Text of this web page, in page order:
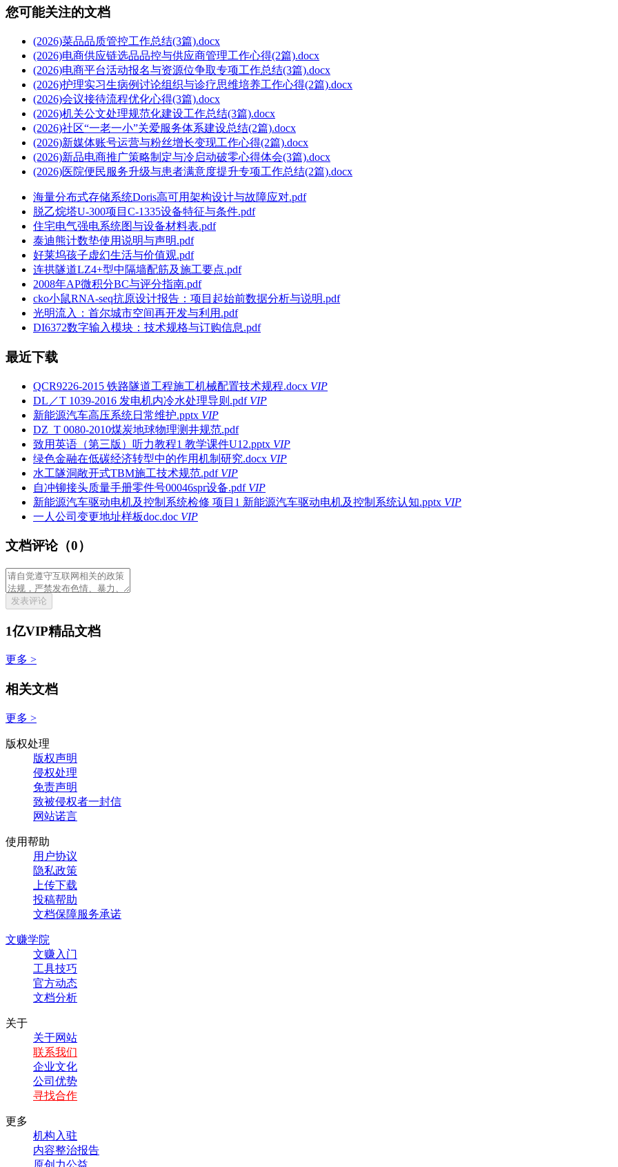
您可能关注的文档
(2026)菜品品质管控工作总结(3篇).docx
(2026)电商供应链选品品控与供应商管理工作心得(2篇).docx
(2026)电商平台活动报名与资源位争取专项工作总结(3篇).docx
(2026)护理实习生病例讨论组织与诊疗思维培养工作心得(2篇).docx
(2026)会议接待流程优化心得(3篇).docx
(2026)机关公文处理规范化建设工作总结(3篇).docx
(2026)社区“一老一小”关爱服务体系建设总结(2篇).docx
(2026)新媒体账号运营与粉丝增长变现工作心得(2篇).docx
(2026)新品电商推广策略制定与冷启动破零心得体会(3篇).docx
(2026)医院便民服务升级与患者满意度提升专项工作总结(2篇).docx
海量分布式存储系统Doris高可用架构设计与故障应对.pdf
脱乙烷塔U-300项目C-1335设备特征与条件.pdf
住宅电气强电系统图与设备材料表.pdf
泰迪熊计数垫使用说明与声明.pdf
好莱坞孩子虚幻生活与价值观.pdf
连拱隧道LZ4+型中隔墙配筋及施工要点.pdf
2008年AP微积分BC与评分指南.pdf
cko小鼠RNA-seq抗原设计报告：项目起始前数据分析与说明.pdf
光明流入：首尔城市空间再开发与利用.pdf
DI6372数字输入模块：技术规格与订购信息.pdf
最近下载
QCR9226-2015 铁路隧道工程施工机械配置技术规程.docx VIP
DL／T 1039-2016 发电机内冷水处理导则.pdf VIP
新能源汽车高压系统日常维护.pptx VIP
DZ_T 0080-2010煤炭地球物理测井规范.pdf
致用英语（第三版）听力教程1 教学课件U12.pptx VIP
绿色金融在低碳经济转型中的作用机制研究.docx VIP
水工隧洞敞开式TBM施工技术规范.pdf VIP
自冲铆接头质量手册零件号00046spr设备.pdf VIP
新能源汽车驱动电机及控制系统检修 项目1 新能源汽车驱动电机及控制系统认知.pptx VIP
一人公司变更地址样板doc.doc VIP
文档评论（0）
发表评论
1亿VIP精品文档
更多 >
相关文档
更多 >
版权处理
版权声明
侵权处理
免责声明
致被侵权者一封信
网站诺言
使用帮助
用户协议
隐私政策
上传下载
投稿帮助
文档保障服务承诺
文赚学院
文赚入门
工具技巧
官方动态
文档分析
关于
关于网站
联系我们
企业文化
公司优势
寻找合作
更多
机构入驻
内容整治报告
原创力公益